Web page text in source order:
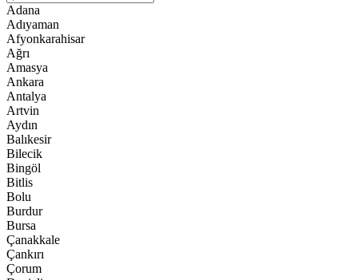
Adana
Adıyaman
Afyonkarahisar
Ağrı
Amasya
Ankara
Antalya
Artvin
Aydın
Balıkesir
Bilecik
Bingöl
Bitlis
Bolu
Burdur
Bursa
Çanakkale
Çankırı
Çorum